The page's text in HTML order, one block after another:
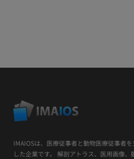
IMAIOSは、医療従事者と動物医療従事者
した企業です。 解剖アトラス、医用画像、